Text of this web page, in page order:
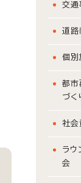
交通
道路
個別
都市
づく
社
ラウ
会